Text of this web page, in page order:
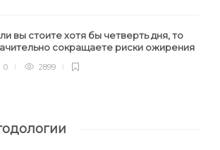
вы стоите хотя бы четверть дня, то
сокращаете риски ожирения
0 2899